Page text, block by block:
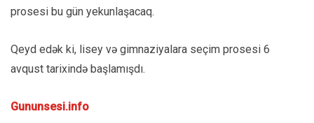
prosesi bu gün yekunlaşacaq.
Qeyd edək ki, lisey və gimnaziyalara seçim prosesi 6
avqust tarixində başlamışdı.
Gununsesi.info